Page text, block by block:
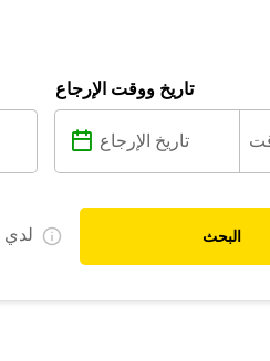
تاريخ ووقت الإرجاع
لدي البحث